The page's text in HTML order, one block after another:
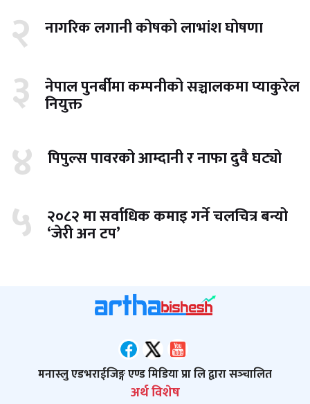
२ नागरिक लगानी कोषको लाभांश घोषणा
३ नेपाल पुनर्बीमा कम्पनीको सञ्चालकमा प्याकुरेल
नियुक्त
४ पिपुल्स पावरको आम्दानी र नाफा दुवै घट्यो
५ २०८२ मा सर्वाधिक कमाइ गर्ने चलचित्र बन्यो
‘जेरी अन टप’
मनास्लु एडभराईजिङ्ग एण्ड मिडिया प्रा लि द्वारा सञ्‍चालित
अर्थ विशेष